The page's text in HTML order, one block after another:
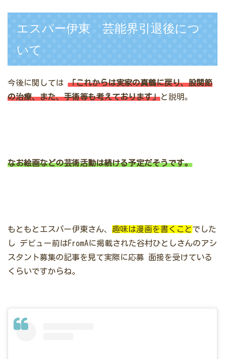
エスパー伊東 芸能界引退後につ
いて
今後に関しては 「これからは実家の真鶴に戻り、股関節
の治療、また、手術等も考えております」と説明。
なお絵画などの芸術活動は続ける予定だそうです。
もともとエスパー伊東さん、 趣味は漫画を書くこと でした
し デビュー前はFromAに掲載された谷村ひとしさんのアシ
スタント募集の記事を見て実際に応募 面接を受けている
くらいですからね。